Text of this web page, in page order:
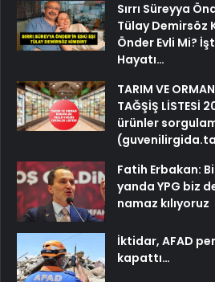
Sırrı Süreyya
Tülay Demirsöz
Önder Evli Mi?
Hayatı…
TARIM VE
TAĞŞİŞ LİSTESİ
ürünler
Fatih Erbakan:
yanda YPG biz
namaz kılıyoruz
İktidar, AFAD
kapattı…